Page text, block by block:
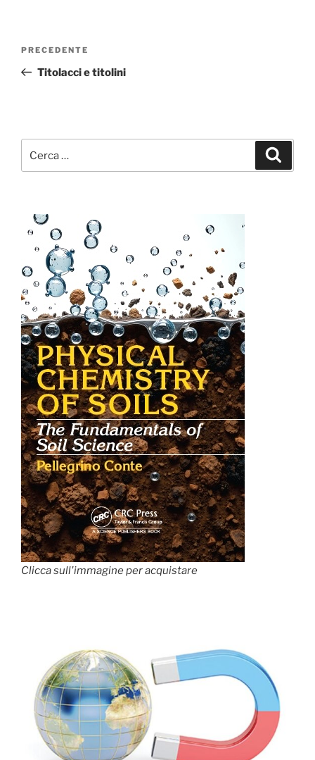
Articolo
precedente:
PRECEDENTE
Titolacci e titolini
Clicca sull'immagine per acquistare